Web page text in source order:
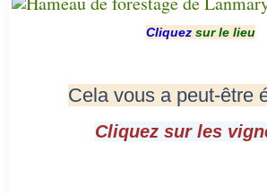
Cliquez sur le lieu
Cela vous a peut-être
Cliquez sur les